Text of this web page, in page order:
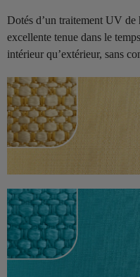
Dotés d’un traitement UV
excellente tenue dans le
intérieur qu’extérieur, sans